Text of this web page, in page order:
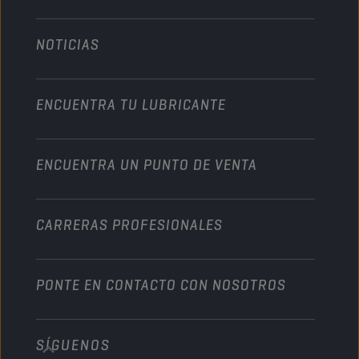
Motocicleta y vehículo todoterreno
Industria
Naútica
Technology
Colaboraciones en deportes de motor
Automóvil
Motocicleta
Servicio pesado
NOTICIAS
ENCUENTRA TU LUBRICANTE
ENCUENTRA UN PUNTO DE VENTA
CARRERAS PROFESIONALES
PONTE EN CONTACTO CON NOSOTROS
info@championlubes.com
SÍGUENOS